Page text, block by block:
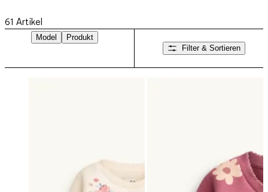
61 Artikel
Model
Produkt
Filter & Sortieren